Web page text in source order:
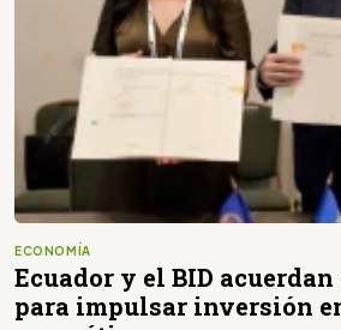
ECONOMÍA
Ecuador y el BID
para impulsar inversión